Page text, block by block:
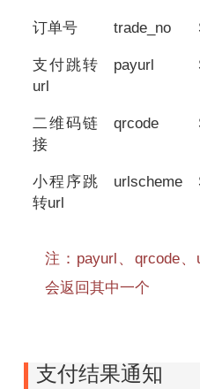
订单号 trade_no
支付跳转
url
payurl
二维码链
接
qrcode
小程序跳
转url
urlscheme
注：payurl、qrcode
会返回其中一个
支付结果通知